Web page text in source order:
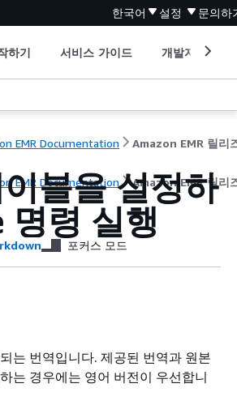
한국어 설정 문의하
하기 서비스 가이드 개발자 도구
EMR Documentation
EMR Documentation Amazon EMR 릴리
블을 설정하
명령 실행
포커스 모드
는 번역입니다. 제공된 번역과 원본
는 경우에는 영어 버전이 우선합니